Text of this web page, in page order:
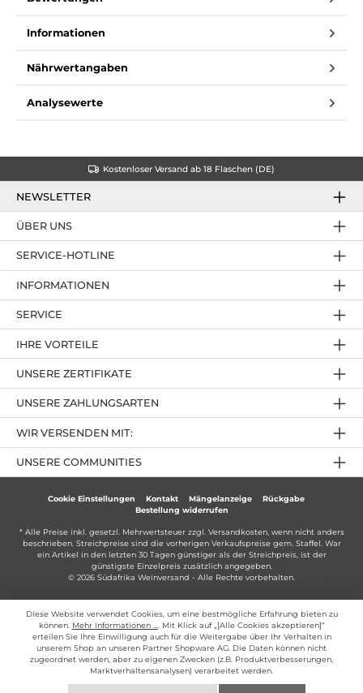
Informationen
Nährwertangaben
Analysewerte
Kostenloser Versand ab 18 Flaschen (DE)
NEWSLETTER
SERVICE-HOTLINE
IHRE VORTEILE
UNSERE ZAHLUNGSARTEN
ÜBER UNS
UNSERE ZERTIFIKATE
INFORMATIONEN
SERVICE
UNSERE COMMUNITIES
WIR VERSENDEN MIT:
Cookie Einstellungen Kontakt Mängelanzeige
Rückgabe
Bestellung widerrufen
* Alle Preise inkl. gesetzl. Mehrwertsteuer zzgl. Versandkosten, wenn nicht anders
beschrieben. Streichpreise sind die vorherigen Verkaufspreise gem. Staffel. War
ein Artikel in den letzten 30 Tagen günstiger als der Streichpreis, ist der
günstigste Einzelpreis zusätzlich angegeben.
© 2026 Südafrika Weinversand - Alle Rechte vorbehalten.
Diese Website verwendet Cookies, um eine bestmögliche Erfahrung bieten zu
können. Mehr Informationen ...
. Mit Klick auf „[Alle Cookies akzeptieren]“
erteilen Sie Ihre Einwilligung auch für die Weitergabe über Ihr Verhalten in
unserem Shop an unseren Partner Shopware AG. Die Daten können nicht
zugeordnet werden, aber zu eigenen Zwecken (z.B. Produktverbesserungen,
Marktverhaltensanalysen) verarbeitet werden.